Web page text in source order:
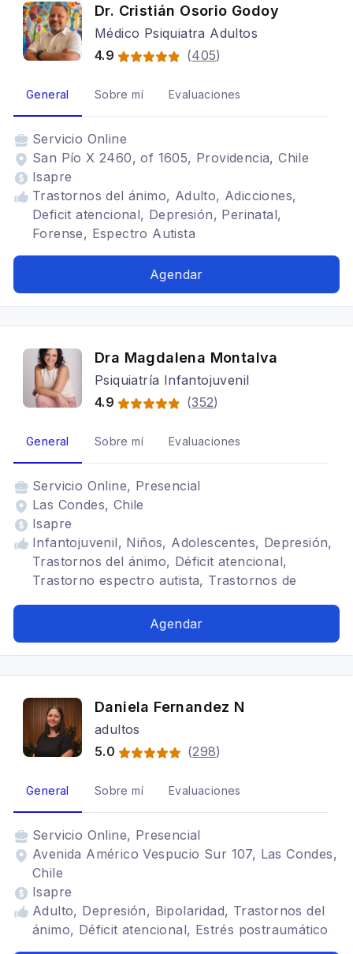
Dr. Cristián Osorio Godoy
Médico Psiquiatra Adultos
4.9
(405)
General Sobre mí Evaluaciones
Servicio Online
San Pío X 2460, of 1605, Providencia, Chile
Isapre
Trastornos del ánimo, Adulto, Adicciones,
Deficit atencional, Depresión, Perinatal,
Forense, Espectro Autista
Agendar
Dra Magdalena Montalva
Psiquiatría Infantojuvenil
4.9
(352)
General Sobre mí Evaluaciones
Servicio Online, Presencial
Las Condes, Chile
Isapre
Infantojuvenil, Niños, Adolescentes, Depresión,
Trastornos del ánimo, Déficit atencional,
Trastorno espectro autista, Trastornos de
Agendar
Daniela Fernandez N
adultos
5.0
(298)
General Sobre mí Evaluaciones
Servicio Online, Presencial
Avenida Américo Vespucio Sur 107, Las Condes,
Chile
Isapre
Adulto, Depresión, Bipolaridad, Trastornos del
ánimo, Déficit atencional, Estrés postraumático